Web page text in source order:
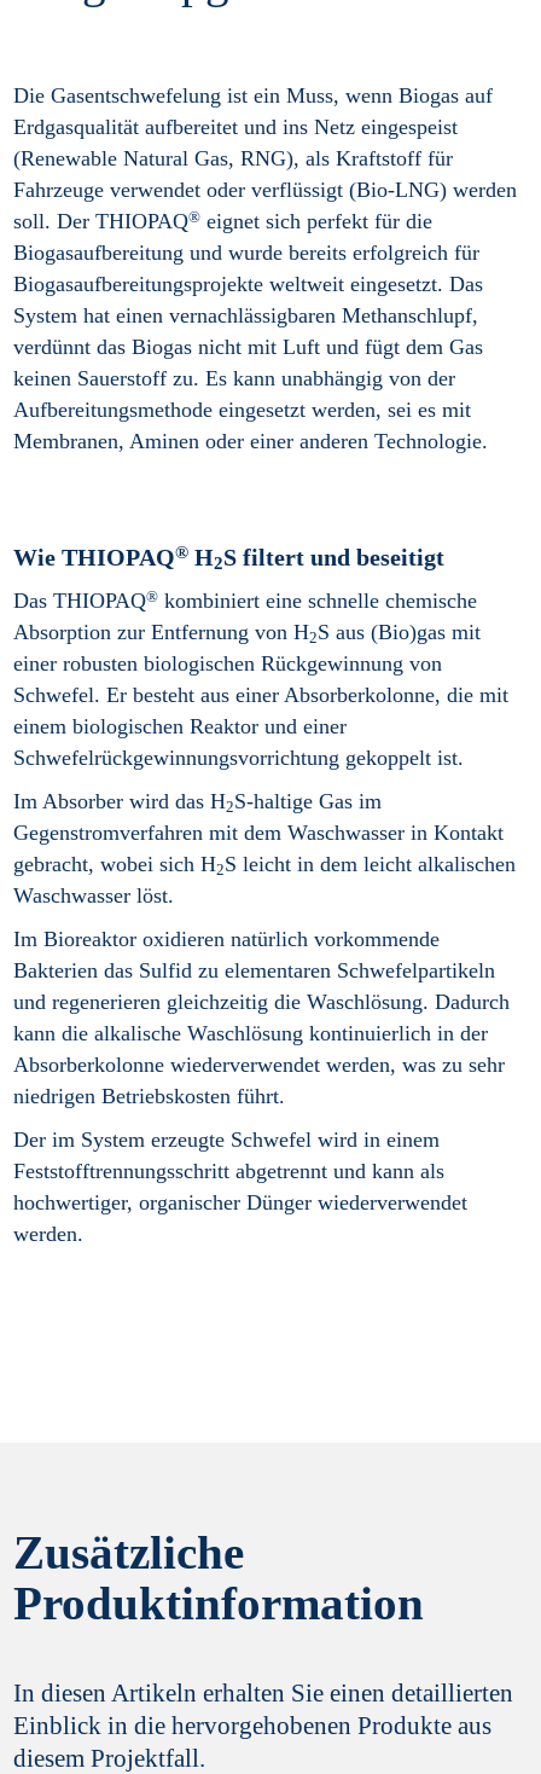
Die Gasentschwefelung ist ein Muss, wenn Biogas auf
Erdgasqualität aufbereitet und ins Netz eingespeist
(Renewable Natural Gas, RNG), als Kraftstoff für
Fahrzeuge verwendet oder verflüssigt (Bio-LNG) werden
soll. Der THIOPAQ® eignet sich perfekt für die
Biogasaufbereitung und wurde bereits erfolgreich für
Biogasaufbereitungsprojekte weltweit eingesetzt. Das
System hat einen vernachlässigbaren Methanschlupf,
verdünnt das Biogas nicht mit Luft und fügt dem Gas
keinen Sauerstoff zu. Es kann unabhängig von der
Aufbereitungsmethode eingesetzt werden, sei es mit
Membranen, Aminen oder einer anderen Technologie.
Wie THIOPAQ® H2S filtert und beseitigt
Das THIOPAQ® kombiniert eine schnelle chemische
Absorption zur Entfernung von H2S aus (Bio)gas mit
einer robusten biologischen Rückgewinnung von
Schwefel. Er besteht aus einer Absorberkolonne, die mit
einem biologischen Reaktor und einer
Schwefelrückgewinnungsvorrichtung gekoppelt ist.
Im Absorber wird das H2S-haltige Gas im
Gegenstromverfahren mit dem Waschwasser in Kontakt
gebracht, wobei sich H2S leicht in dem leicht alkalischen
Waschwasser löst.
Im Bioreaktor oxidieren natürlich vorkommende
Bakterien das Sulfid zu elementaren Schwefelpartikeln
und regenerieren gleichzeitig die Waschlösung. Dadurch
kann die alkalische Waschlösung kontinuierlich in der
Absorberkolonne wiederverwendet werden, was zu sehr
niedrigen Betriebskosten führt.
Der im System erzeugte Schwefel wird in einem
Feststofftrennungsschritt abgetrennt und kann als
hochwertiger, organischer Dünger wiederverwendet
werden.
Zusätzliche
Produktinformation
In diesen Artikeln erhalten Sie einen detaillierten
Einblick in die hervorgehobenen Produkte aus
diesem Projektfall.